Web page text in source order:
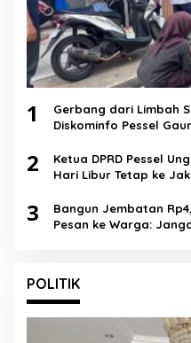
1
Gerbang dari Limbah
Diskominfo Pessel
2
Ketua DPRD Pessel
Hari Libur Tetap ke
3
Bangun Jembatan
Pesan ke Warga:
POLITIK